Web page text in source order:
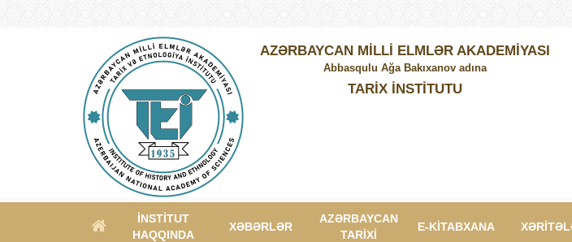
AZƏRBAYCAN MİLLİ ELMLƏR AKADEMİYASI
Abbasqulu Ağa Bakıxanov adına
TARİX İNSTİTUTU
İNSTITUT
HAQQINDA
XƏBƏRLƏR
AZƏRBAYCAN
TARİXİ
E-KİTABXANA